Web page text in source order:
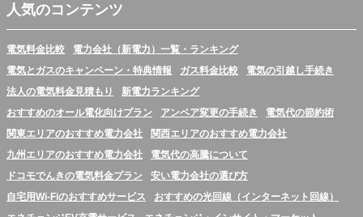
人気のコンテンツ
電気料金比較
電力会社（新電力）一覧・ランキング
電気とガスのキャンペーン・特典情報
ガス料金比較
電気の引越し手続き
法人の電気料金見積もり
新電力ランキング
おすすめのオール電化向けプラン
アンペア変更の手続き
電気代の節約術
関東エリアのおすすめ電力会社
関西エリアのおすすめ電力会社
九州エリアのおすすめ電力会社
電気代の高騰について
ドコモでんきの電気料金プラン
安い電力会社の選び方
自宅用Wi-Fiのおすすめサービス
おすすめの光回線（インターネット回線）